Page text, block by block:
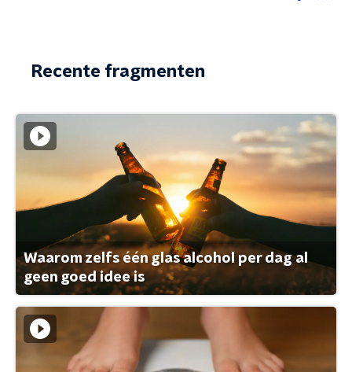
Recente fragmenten
Waarom zelfs één glas alcohol per dag al
geen goed idee is